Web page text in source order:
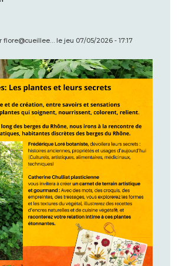
flore@cueillee… le jeu 07/05/2026 - 17:17